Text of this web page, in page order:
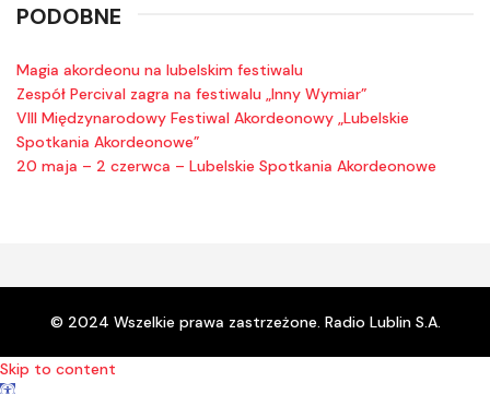
PODOBNE
Magia akordeonu na lubelskim festiwalu
Zespół Percival zagra na festiwalu „Inny Wymiar”
VIII Międzynarodowy Festiwal Akordeonowy „Lubelskie
Spotkania Akordeonowe”
20 maja – 2 czerwca – Lubelskie Spotkania Akordeonowe
© 2024 Wszelkie prawa zastrzeżone. Radio Lublin S.A.
Skip to content